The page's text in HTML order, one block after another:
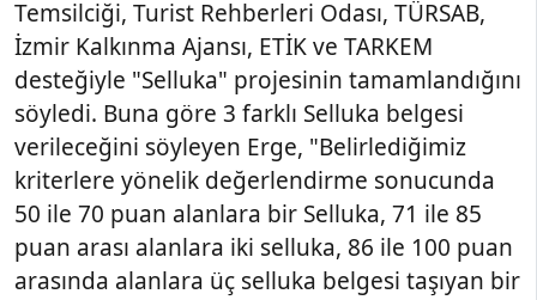
Temsilciği, Turist Rehberleri Odası, TÜRSAB,
İzmir Kalkınma Ajansı, ETİK ve TARKEM
desteğiyle "Selluka" projesinin tamamlandığını
söyledi. Buna göre 3 farklı Selluka belgesi
verileceğini söyleyen Erge, "Belirlediğimiz
kriterlere yönelik değerlendirme sonucunda
50 ile 70 puan alanlara bir Selluka, 71 ile 85
puan arası alanlara iki selluka, 86 ile 100 puan
arasında alanlara üç selluka belgesi taşıyan bir